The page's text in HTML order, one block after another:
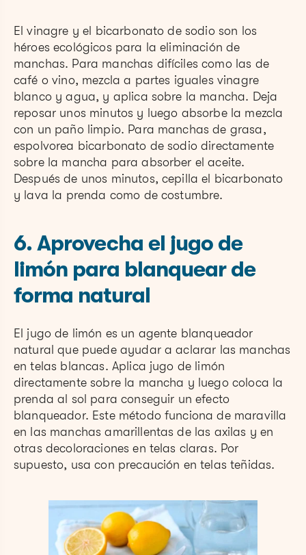
El vinagre y el bicarbonato de sodio son los
héroes ecológicos para la eliminación de
manchas. Para manchas difíciles como las de
café o vino, mezcla a partes iguales vinagre
blanco y agua, y aplica sobre la mancha. Deja
reposar unos minutos y luego absorbe la mezcla
con un paño limpio. Para manchas de grasa,
espolvorea bicarbonato de sodio directamente
sobre la mancha para absorber el aceite.
Después de unos minutos, cepilla el bicarbonato
y lava la prenda como de costumbre.
6. Aprovecha el jugo de
limón para blanquear de
forma natural
El jugo de limón es un agente blanqueador
natural que puede ayudar a aclarar las manchas
en telas blancas. Aplica jugo de limón
directamente sobre la mancha y luego coloca la
prenda al sol para conseguir un efecto
blanqueador. Este método funciona de maravilla
en las manchas amarillentas de las axilas y en
otras decoloraciones en telas claras. Por
supuesto, usa con precaución en telas teñidas.